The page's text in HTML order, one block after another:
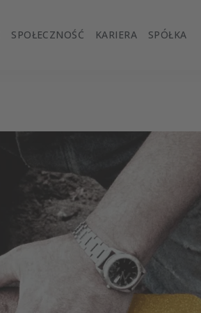
SPOŁECZNOŚĆ KARIERA SPÓŁKA